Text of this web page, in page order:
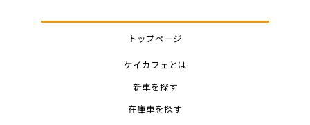
トップページ
ケイカフェとは
新車を探す
在庫車を探す